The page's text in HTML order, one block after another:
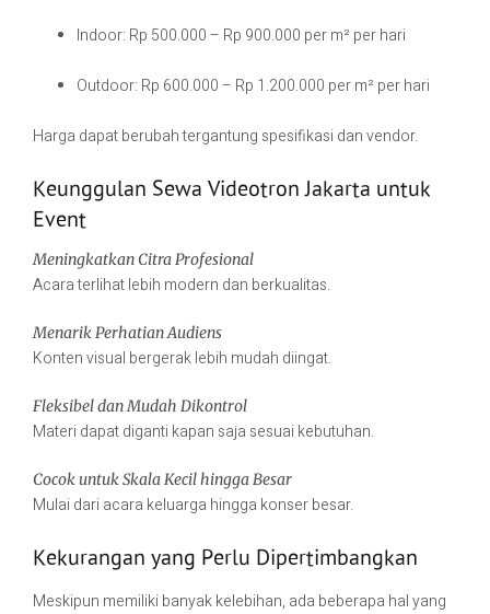
Indoor: Rp 500.000 – Rp 900.000 per m² per hari
Outdoor: Rp 600.000 – Rp 1.200.000 per m² per hari
Harga dapat berubah tergantung spesifikasi dan vendor.
Keunggulan Sewa Videotron Jakarta untuk
Event
Meningkatkan Citra Profesional
Acara terlihat lebih modern dan berkualitas.
Menarik Perhatian Audiens
Konten visual bergerak lebih mudah diingat.
Fleksibel dan Mudah Dikontrol
Materi dapat diganti kapan saja sesuai kebutuhan.
Cocok untuk Skala Kecil hingga Besar
Mulai dari acara keluarga hingga konser besar.
Kekurangan yang Perlu Dipertimbangkan
Meskipun memiliki banyak kelebihan, ada beberapa hal yang